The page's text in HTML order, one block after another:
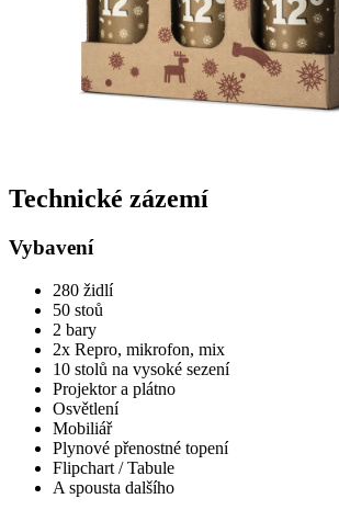
Technické zázemí
Vybavení
280 židlí
50 stoů
2 bary
2x Repro, mikrofon, mix
10 stolů na vysoké sezení
Projektor a plátno
Osvětlení
Mobiliář
Plynové přenostné topení
Flipchart / Tabule
A spousta dalšího